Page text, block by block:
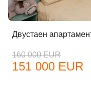
Двустаен
160 000 EUR
151 000 EUR